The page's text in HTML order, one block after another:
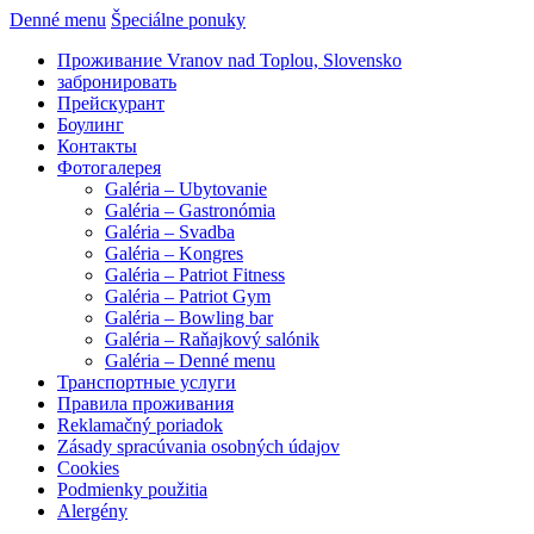
Denné menu Špeciálne ponuky
Проживание Vranov nad Toplou, Slovensko
забронировать
Прейскурант
Боулинг
Контакты
Фотогалерея
Galéria – Ubytovanie
Galéria – Gastronómia
Galéria – Svadba
Galéria – Kongres
Galéria – Patriot Fitness
Galéria – Patriot Gym
Galéria – Bowling bar
Galéria – Raňajkový salónik
Galéria – Denné menu
Транспортные услуги
Правила проживания
Reklamačný poriadok
Zásady spracúvania osobných údajov
Cookies
Podmienky použitia
Alergény